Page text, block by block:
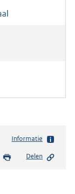
Informatie
Delen